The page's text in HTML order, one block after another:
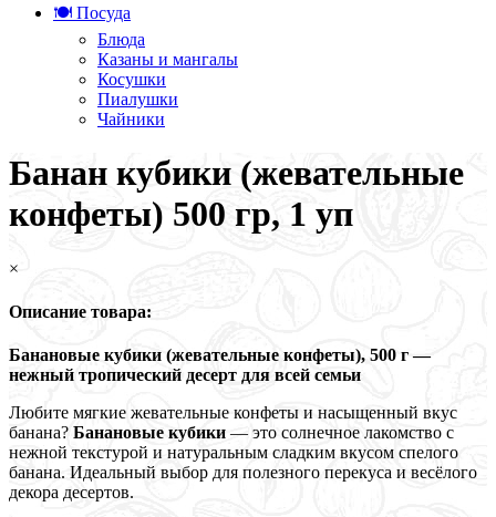
🍽️ Посуда
Блюда
Казаны и мангалы
Косушки
Пиалушки
Чайники
Банан кубики (жевательные
конфеты) 500 гр, 1 уп
×
Описание товара:
Банановые кубики (жевательные конфеты), 500 г —
нежный тропический десерт для всей семьи
Любите мягкие жевательные конфеты и насыщенный вкус
банана? Банановые кубики — это солнечное лакомство с
нежной текстурой и натуральным сладким вкусом спелого
банана. Идеальный выбор для полезного перекуса и весёлого
декора десертов.